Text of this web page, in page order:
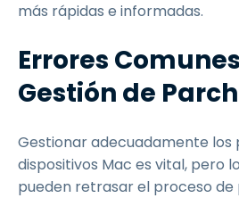
más rápidas e informadas.
Errores
Gestión de
Gestionar adecuadamente los
dispositivos Mac es vital, pero
pueden retrasar el proceso de